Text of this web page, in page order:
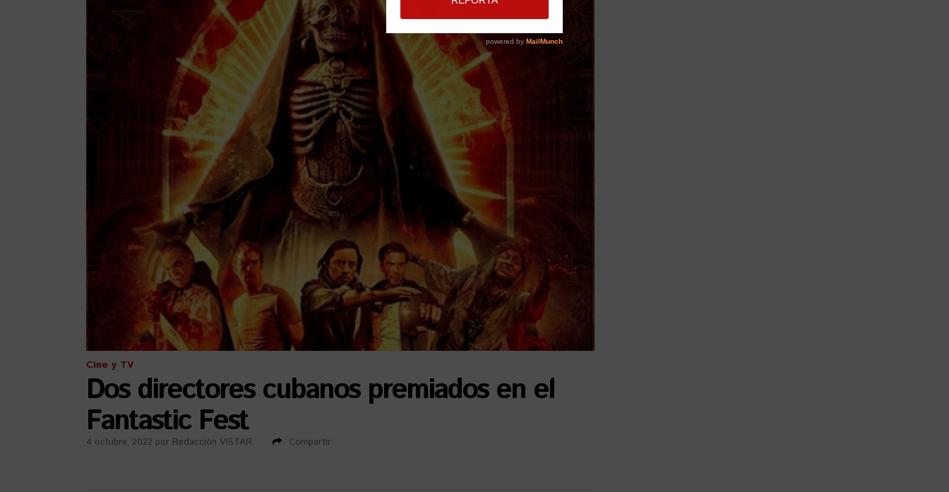
Cine y TV
Dos directores cubanos premiados en el
Fantastic Fest
4 octubre, 2022 por Redacción VISTAR Compartir